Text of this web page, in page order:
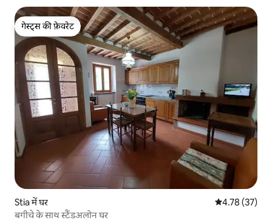
गेस्ट्स की फ़ेवरेट
गेस्ट्स की फ़ेवरेट
Stia में घर औसत रेटिंग 5 में
4.78 (37)
बगीचे के साथ स्टैंडअलोन घर